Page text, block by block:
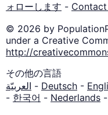
ォローします -
© 2026 by
under a Creative
http://
その他の言語
العربيّة - Deutsch -
- 한국어 - Nederlands -